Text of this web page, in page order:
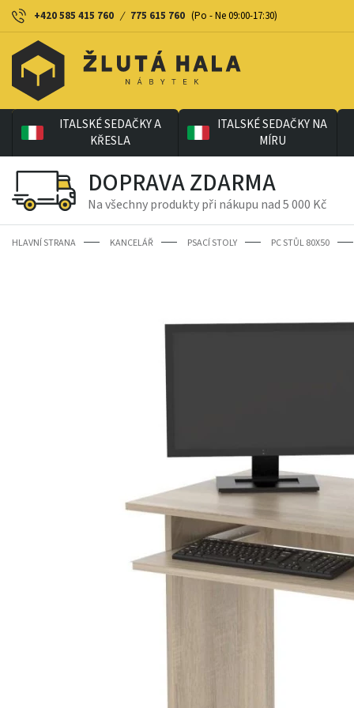
+420 585 415 760 / 775 615 760 (Po - Ne 09:00-17:30)
ITALSKÉ SEDAČKY A
KŘESLA
ITALSKÉ SEDAČKY NA
MÍRU
DOPRAVA ZDARMA
Na všechny produkty při nákupu nad 5 000 Kč
HLAVNÍ STRANA KANCELÁŘ PSACÍ STOLY PC STŮL 80X50